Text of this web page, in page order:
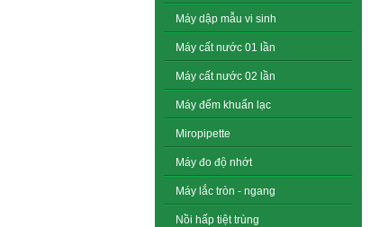
Máy dập mẫu vi sinh
Máy cất nước 01 lần
Máy cất nước 02 lần
Máy đếm khuẩn lạc
Miropipette
Máy đo độ nhớt
Máy lắc tròn - ngang
Nồi hấp tiệt trùng